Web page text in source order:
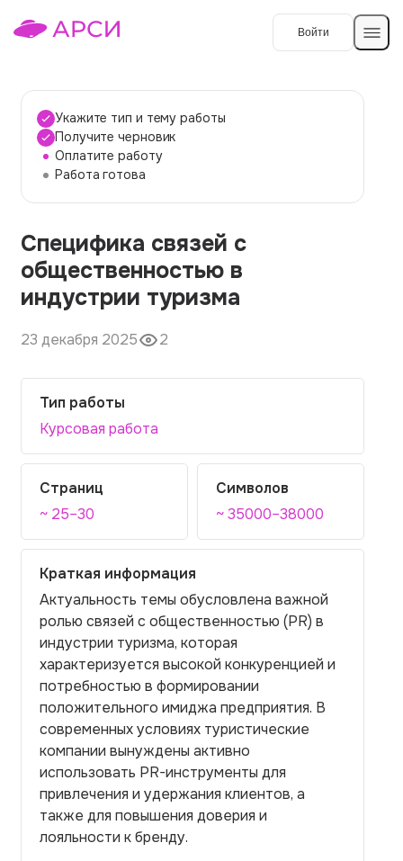
Войти
Темы работ
О сервисе
О компании
Наши гарантии
Вопросы и ответы
Контакты
Укажите тип и тему работы
Получите черновик
Оплатите работу
Работа готова
Специфика связей с
общественностью в
индустрии туризма
23 декабря 2025 2
Тип работы
Курсовая работа
Страниц
~ 25–30
Символов
~ 35000–38000
Краткая информация
Актуальность темы обусловлена важной
ролью связей с общественностью (PR) в
индустрии туризма, которая
характеризуется высокой конкуренцией и
потребностью в формировании
положительного имиджа предприятия. В
современных условиях туристические
компании вынуждены активно
использовать PR-инструменты для
привлечения и удержания клиентов, а
также для повышения доверия и
лояльности к бренду.